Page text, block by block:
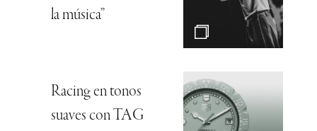
la música”
Racing en tonos
suaves con TAG